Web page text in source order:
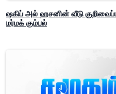
ஷகிப் அல் ஹசனின் வீடு
மர்மக் கும்பல்